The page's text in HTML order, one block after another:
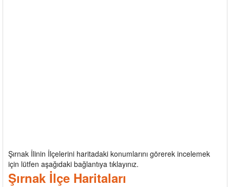
Şırnak İlinin İlçelerini haritadaki konumlarını görerek incelemek
için lütfen aşağıdaki bağlantıya tıklayınız.
Şırnak İlçe Haritaları